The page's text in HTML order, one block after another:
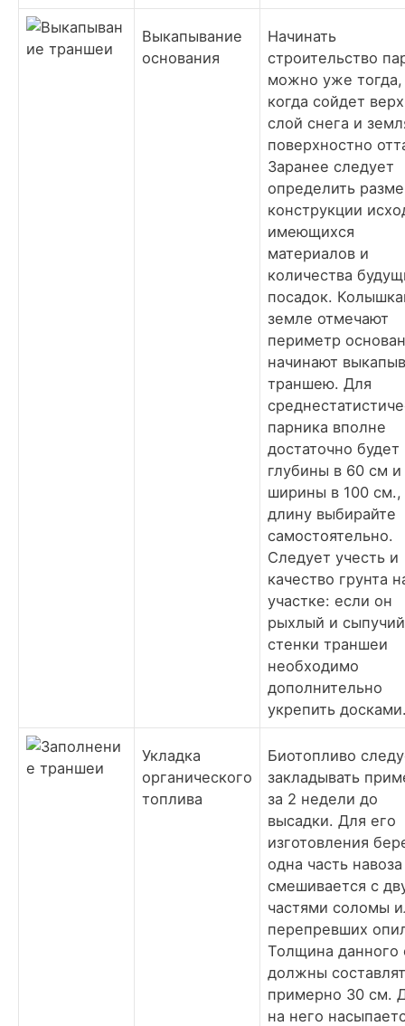
Выкапывание
основания
Начинать
строительство
можно уже тогда,
когда сойдет
слой снега и
поверхностно
Заранее следует
определить
конструкции
имеющихся
материалов и
количества
посадок.
земле отмечают
периметр
начинают
траншею. Для
парника вполне
достаточно будет
глубины в 60 см и
ширины в 100 см.,
длину выбирайте
самостоятельно.
Следует учесть и
качество грунта
участке: если он
рыхлый и
стенки траншеи
необходимо
дополнительно
укрепить
Укладка
органического
топлива
Биотопливо
закладывать
за 2 недели до
высадки. Для его
изготовления
одна часть
смешивается с
частями соломы
перепревших
Толщина данного
должны
примерно 30 см.
на него